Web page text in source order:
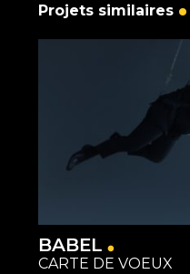
Projets similaires
BABEL
CARTE DE VOEUX